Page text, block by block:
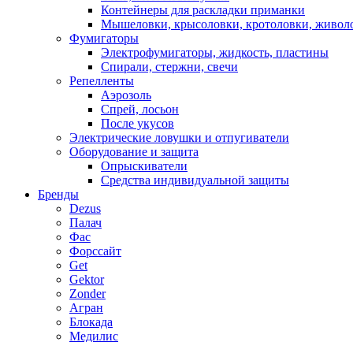
Контейнеры для раскладки приманки
Мышеловки, крысоловки, кротоловки,
Фумигаторы
Электрофумигаторы, жидкость, пластины
Спирали, стержни, свечи
Репелленты
Аэрозоль
Спрей, лосьон
После укусов
Электрические ловушки и отпугиватели
Оборудование и защита
Опрыскиватели
Средства индивидуальной защиты
Бренды
Dezus
Палач
Фас
Форcсайт
Get
Gektor
Zonder
Агран
Блокада
Медилис